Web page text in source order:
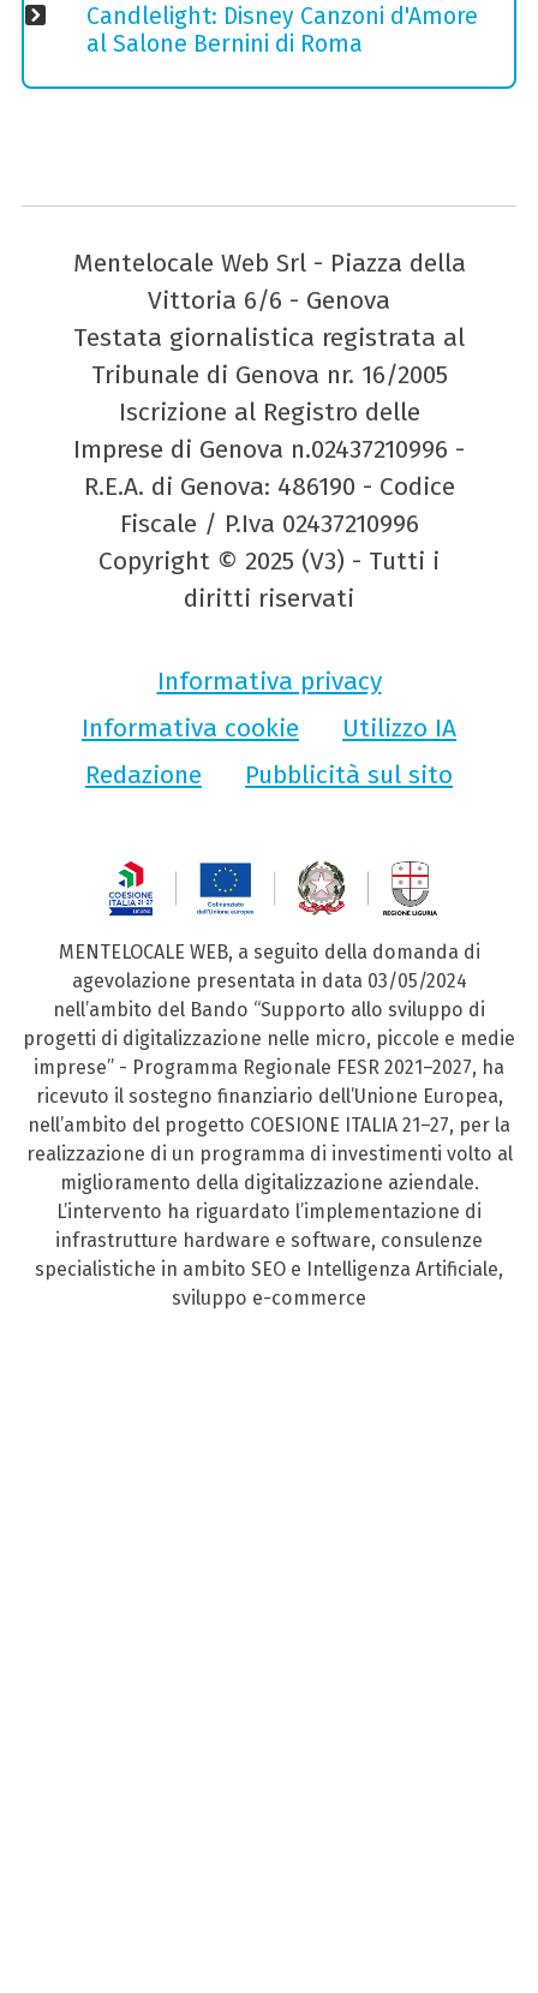
Candlelight: Disney Canzoni d'Amore
al Salone Bernini di Roma
Mentelocale Web Srl - Piazza della
Vittoria 6/6 - Genova
Testata giornalistica registrata al
Tribunale di Genova nr. 16/2005
Iscrizione al Registro delle
Imprese di Genova n.02437210996 -
R.E.A. di Genova: 486190 - Codice
Fiscale / P.Iva 02437210996
Copyright © 2025 (V3) - Tutti i
diritti riservati
Informativa privacy
Informativa cookie
Utilizzo IA
Redazione
Pubblicità sul sito
MENTELOCALE WEB, a seguito della domanda di
agevolazione presentata in data 03/05/2024
nell’ambito del Bando “Supporto allo sviluppo di
progetti di digitalizzazione nelle micro, piccole e medie
imprese” - Programma Regionale FESR 2021–2027, ha
ricevuto il sostegno finanziario dell’Unione Europea,
nell’ambito del progetto COESIONE ITALIA 21–27, per la
realizzazione di un programma di investimenti volto al
miglioramento della digitalizzazione aziendale.
L’intervento ha riguardato l’implementazione di
infrastrutture hardware e software, consulenze
specialistiche in ambito SEO e Intelligenza Artificiale,
sviluppo e-commerce